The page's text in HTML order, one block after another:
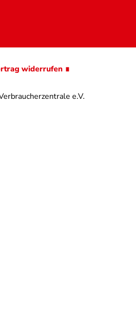
e.V.
widerrufen ∎